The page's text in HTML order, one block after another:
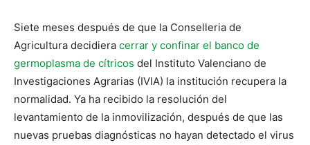
Siete meses después de que la Conselleria de
Agricultura decidiera cerrar y confinar el banco de
germoplasma de cítricos del Instituto Valenciano de
Investigaciones Agrarias (IVIA) la institución recupera la
normalidad. Ya ha recibido la resolución del
levantamiento de la inmovilización, después de que las
nuevas pruebas diagnósticas no hayan detectado el virus